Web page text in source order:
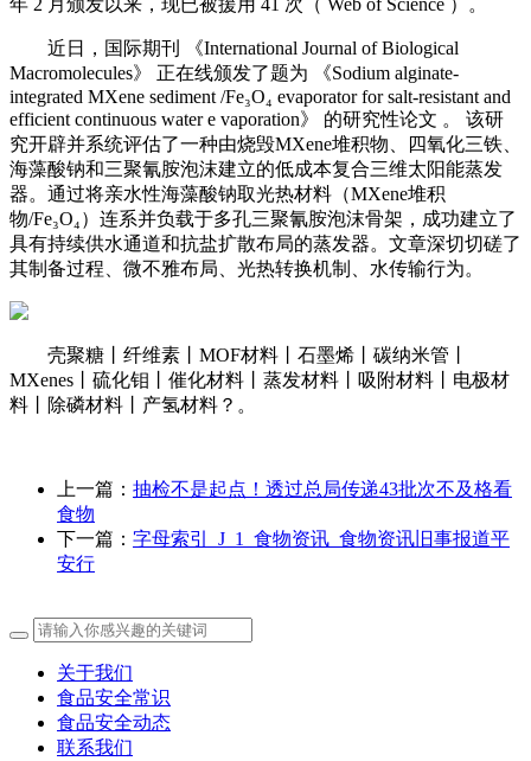
年 2 月颁发以来，现已被援用 41 次（ Web of Science ）。
近日，国际期刊 《International Journal of Biological
Macromolecules》 正在线颁发了题为 《Sodium alginate-
integrated MXene sediment /Fe₃O₄ evaporator for salt-resistant and
efficient continuous water e vaporation》 的研究性论文 。 该研
究开辟并系统评估了一种由烧毁MXene堆积物、四氧化三铁、
海藻酸钠和三聚氰胺泡沫建立的低成本复合三维太阳能蒸发
器。通过将亲水性海藻酸钠取光热材料（MXene堆积
物/Fe₃O₄）连系并负载于多孔三聚氰胺泡沫骨架，成功建立了
具有持续供水通道和抗盐扩散布局的蒸发器。文章深切切磋了
其制备过程、微不雅布局、光热转换机制、水传输行为。
壳聚糖丨纤维素丨MOF材料丨石墨烯丨碳纳米管丨
MXenes丨硫化钼丨催化材料丨蒸发材料丨吸附材料丨电极材
料丨除磷材料丨产氢材料？。
上一篇： 抽检不是起点！透过总局传递43批次不及格看
食物
下一篇： 字母索引_J_1_食物资讯_食物资讯旧事报道平
安行
关于我们
食品安全常识
食品安全动态
联系我们